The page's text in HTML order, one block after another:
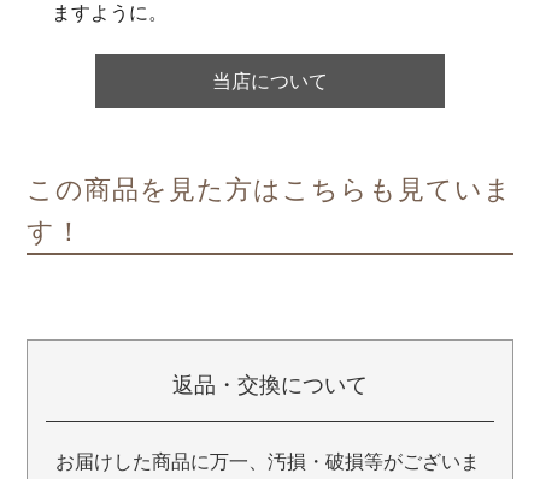
ますように。
当店について
この商品を見た方はこちらも見ていま
す！
返品・交換について
お届けした商品に万一、汚損・破損等がございま